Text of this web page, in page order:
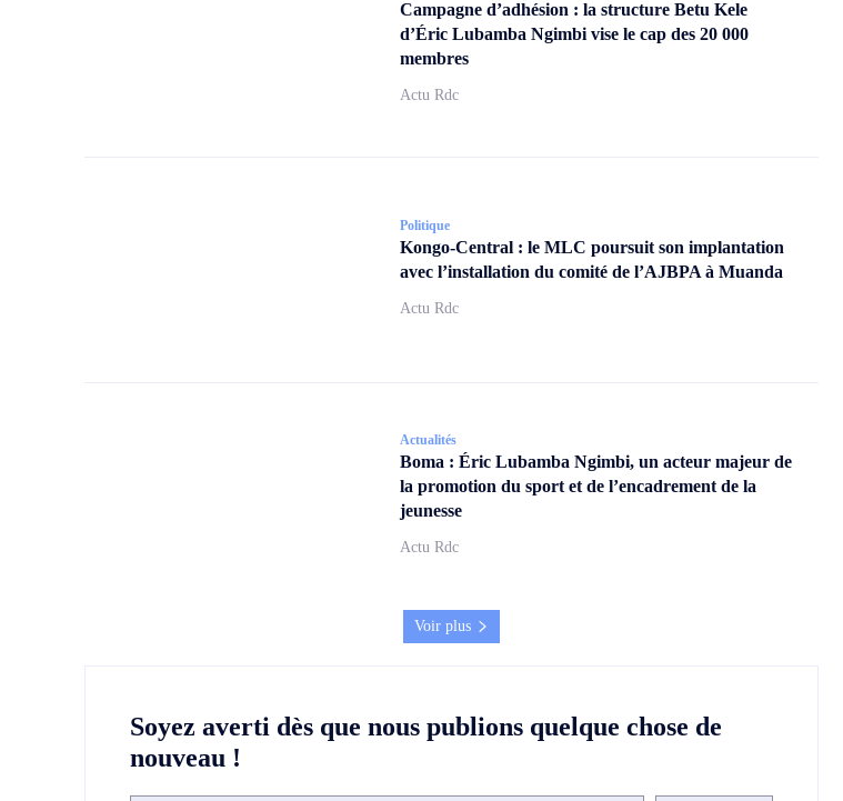
Campagne d’adhésion : la structure Betu Kele
d’Éric Lubamba Ngimbi vise le cap des 20 000
membres
Actu Rdc
Politique
Kongo-Central : le MLC poursuit son implantation
avec l’installation du comité de l’AJBPA à Muanda
Actu Rdc
Actualités
Boma : Éric Lubamba Ngimbi, un acteur majeur de
la promotion du sport et de l’encadrement de la
jeunesse
Actu Rdc
Voir plus
Soyez averti dès que nous publions quelque chose de
nouveau !